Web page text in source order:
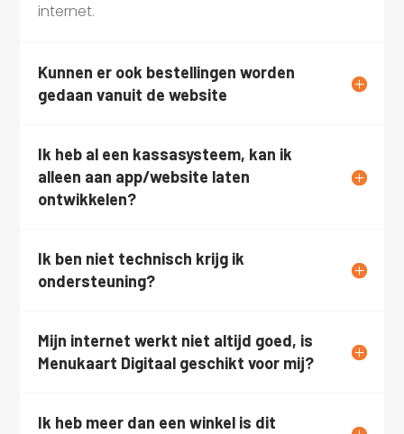
internet.
Kunnen er ook bestellingen worden
gedaan vanuit de website
Ik heb al een kassasysteem, kan ik
alleen aan app/website laten
ontwikkelen?
Ik ben niet technisch krijg ik
ondersteuning?
Mijn internet werkt niet altijd goed, is
Menukaart Digitaal geschikt voor mij?
Ik heb meer dan een winkel is dit